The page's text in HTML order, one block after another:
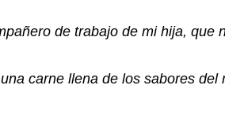
de trabajo de mi hija,
carne llena de los sabores